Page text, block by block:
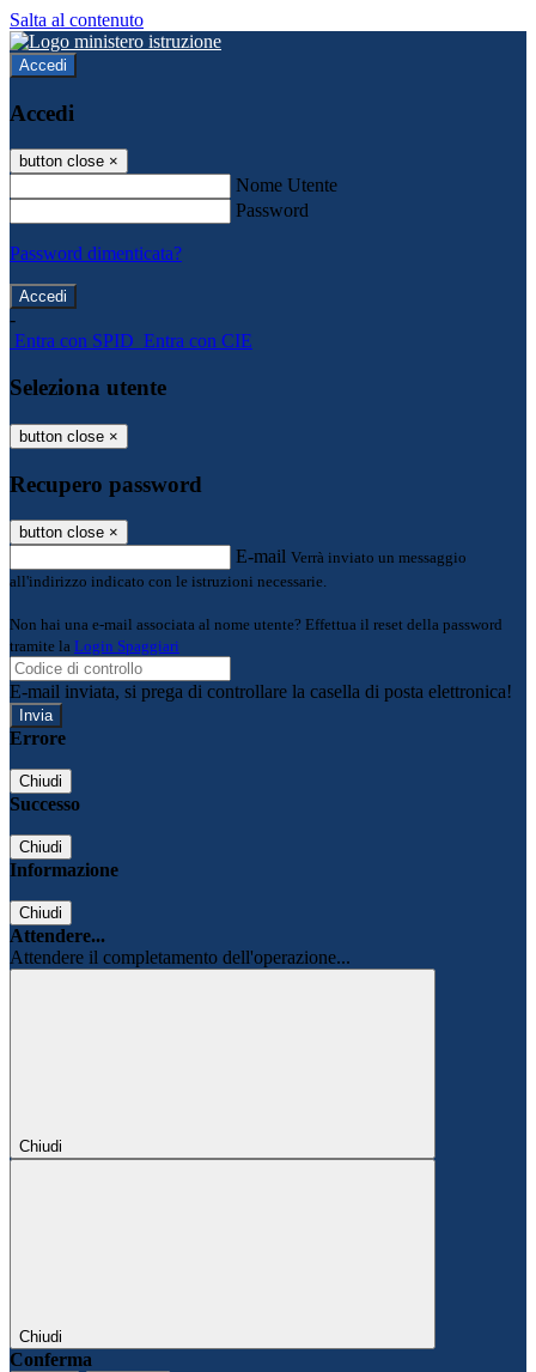
Salta al contenuto
Accedi
Accedi
button close ×
Nome Utente
Password
Password dimenticata?
-
Entra con SPID Entra con CIE
Seleziona utente
button close ×
Recupero password
button close ×
E-mail Verrà inviato un messaggio
all'indirizzo indicato con le istruzioni necessarie.
Non hai una e-mail associata al nome utente? Effettua il reset della password
tramite la Login Spaggiari
E-mail inviata, si prega di controllare la casella di posta elettronica!
Errore
Chiudi
Successo
Chiudi
Informazione
Chiudi
Attendere...
Attendere il completamento dell'operazione...
Chiudi
Chiudi
Conferma